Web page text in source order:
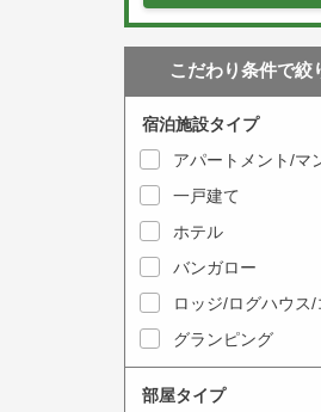
w
e
t
o
t
e
a
a
r
w
k
t
o
n
t
こだわり条件で絞
宿泊施設タイプ
アパートメント/マ
一戸建て
ホテル
バンガロー
ロッジ/ログハウス/
グランピング
部屋タイプ